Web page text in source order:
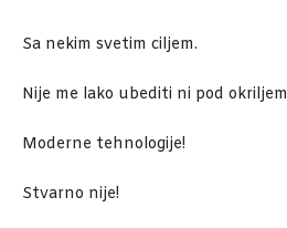
Sa nekim svetim ciljem.
Nije me lako ubediti ni pod okriljem
Moderne tehnologije!
Stvarno nije!